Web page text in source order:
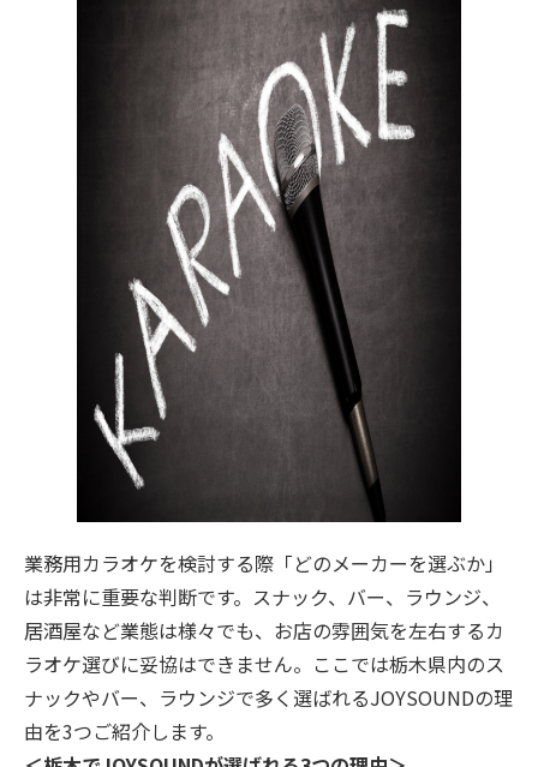
業務用カラオケを検討する際「どのメーカーを選ぶか」
は非常に重要な判断です。スナック、バー、ラウンジ、
居酒屋など業態は様々でも、お店の雰囲気を左右するカ
ラオケ選びに妥協はできません。ここでは栃木県内のス
ナックやバー、ラウンジで多く選ばれるJOYSOUNDの理
由を3つご紹介します。